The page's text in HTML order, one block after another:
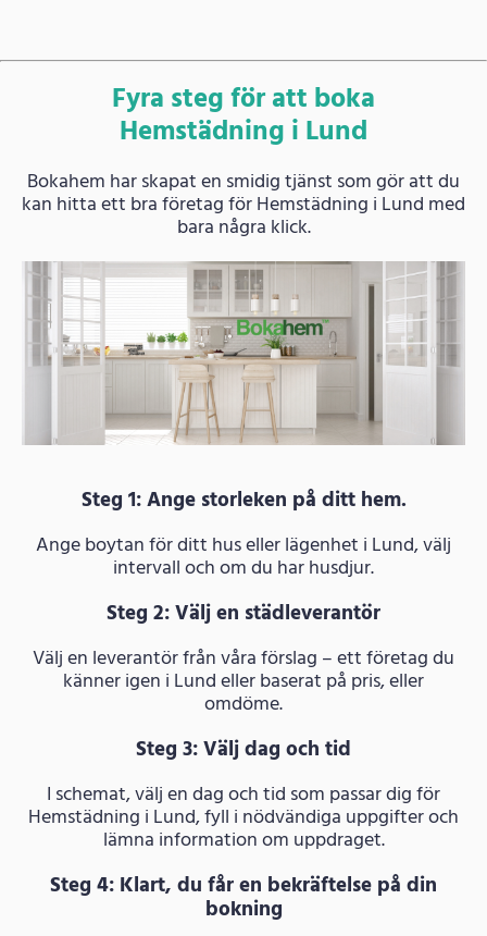
Fyra steg för att boka
Hemstädning i Lund
Bokahem har skapat en smidig tjänst som gör att du
kan hitta ett bra företag för Hemstädning i Lund med
bara några klick.
Steg 1: Ange storleken på ditt hem.
Ange boytan för ditt hus eller lägenhet i Lund, välj
intervall och om du har husdjur.
Steg 2: Välj en städleverantör
Välj en leverantör från våra förslag – ett företag du
känner igen i Lund eller baserat på pris, eller
omdöme.
Steg 3: Välj dag och tid
I schemat, välj en dag och tid som passar dig för
Hemstädning i Lund, fyll i nödvändiga uppgifter och
lämna information om uppdraget.
Steg 4: Klart, du får en bekräftelse på din
bokning